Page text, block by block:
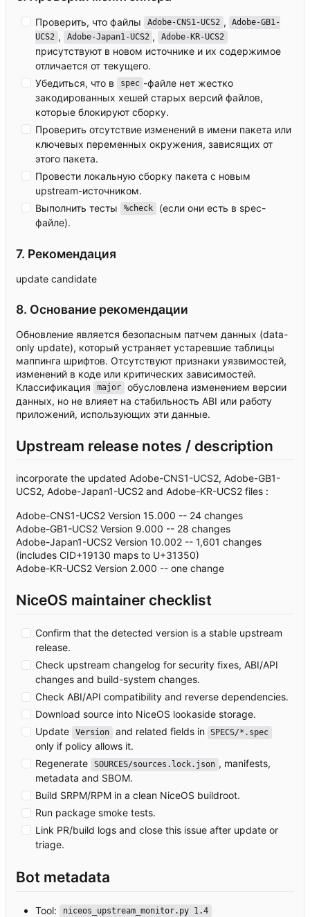
Проверить, что файлы Adobe-CNS1-UCS2 ,
Adobe-GB1-
UCS2 , Adobe-Japan1-UCS2 , Adobe-KR-UCS2
присутствуют в новом источнике и их содержимое
отличается от текущего.
Убедиться, что в
spec -файле нет жестко
закодированных хешей старых версий файлов,
которые блокируют сборку.
Проверить отсутствие изменений в имени пакета или
ключевых переменных окружения, зависящих от
этого пакета.
Провести локальную сборку пакета с новым
upstream-источником.
Выполнить тесты
%check
(если они есть в spec-
файле).
7. Рекомендация
update candidate
8. Основание рекомендации
Обновление является безопасным патчем данных (data-
only update), который устраняет устаревшие таблицы
маппинга шрифтов. Отсутствуют признаки уязвимостей,
изменений в коде или критических зависимостей.
Классификация
major
обусловлена изменением версии
данных, но не влияет на стабильность ABI или работу
приложений, использующих эти данные.
Upstream release notes / description
incorporate the updated Adobe-CNS1-UCS2, Adobe-GB1-
UCS2, Adobe-Japan1-UCS2 and Adobe-KR-UCS2 files :
Adobe-CNS1-UCS2 Version 15.000 -- 24 changes
Adobe-GB1-UCS2 Version 9.000 -- 28 changes
Adobe-Japan1-UCS2 Version 10.002 -- 1,601 changes
(includes CID+19130 maps to U+31350)
Adobe-KR-UCS2 Version 2.000 -- one change
NiceOS maintainer checklist
Confirm that the detected version is a stable upstream
release.
Check upstream changelog for security fixes, ABI/API
changes and build-system changes.
Check ABI/API compatibility and reverse dependencies.
Download source into NiceOS lookaside storage.
Update
Version and related fields in SPECS/*.spec
only if policy allows it.
Regenerate
SOURCES/sources.lock.json , manifests,
metadata and SBOM.
Build SRPM/RPM in a clean NiceOS buildroot.
Run package smoke tests.
Link PR/build logs and close this issue after update or
triage.
Bot metadata
Tool: niceos_upstream_monitor.py 1.4